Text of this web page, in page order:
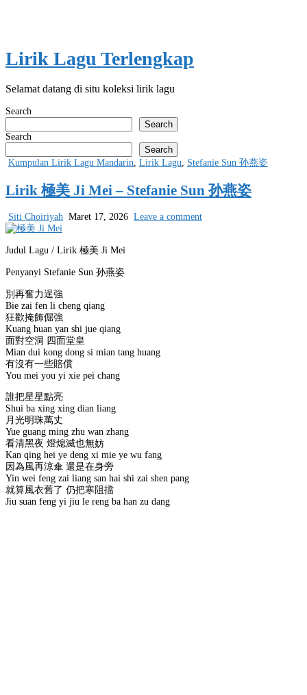
Lirik Lagu Terlengkap
Selamat datang di situ koleksi lirik lagu
Search
Search
Search
Search
Posted
Kumpulan Lirik Lagu Mandarin Lirik Lagu Stefanie Sun 孙燕姿
Lirik 極美 Ji Mei – Stefanie Sun 孙燕姿
Siti Choiriyah Maret 17, 2026 Leave a comment
Judul Lagu / Lirik 極美 Ji Mei
Penyanyi Stefanie Sun 孙燕姿
別再奮力逞強
Bie zai fen li cheng qiang
狂歡掩飾倔強
Kuang huan yan shi jue qiang
面對空洞 四面堂皇
Mian dui kong dong si mian tang huang
有沒有一些賠償
You mei you yi xie pei chang
誰把星星點亮
Shui ba xing xing dian liang
月光明珠萬丈
Yue guang ming zhu wan zhang
看清黑夜 燈熄滅也無妨
Kan qing hei ye deng xi mie ye wu fang
因為風再涼傘 還是在身旁
Yin wei feng zai liang san hai shi zai shen pang
就算風衣舊了 仍把寒阻擋
Jiu suan feng yi jiu le reng ba han zu dang